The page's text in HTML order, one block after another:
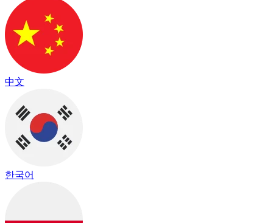
中文
한국어